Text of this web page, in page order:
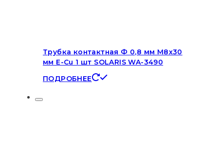
Трубка контактная Ф 0,8 мм M8х30
мм E-Cu 1 шт SOLARIS WA-3490
ПОДРОБНЕЕ